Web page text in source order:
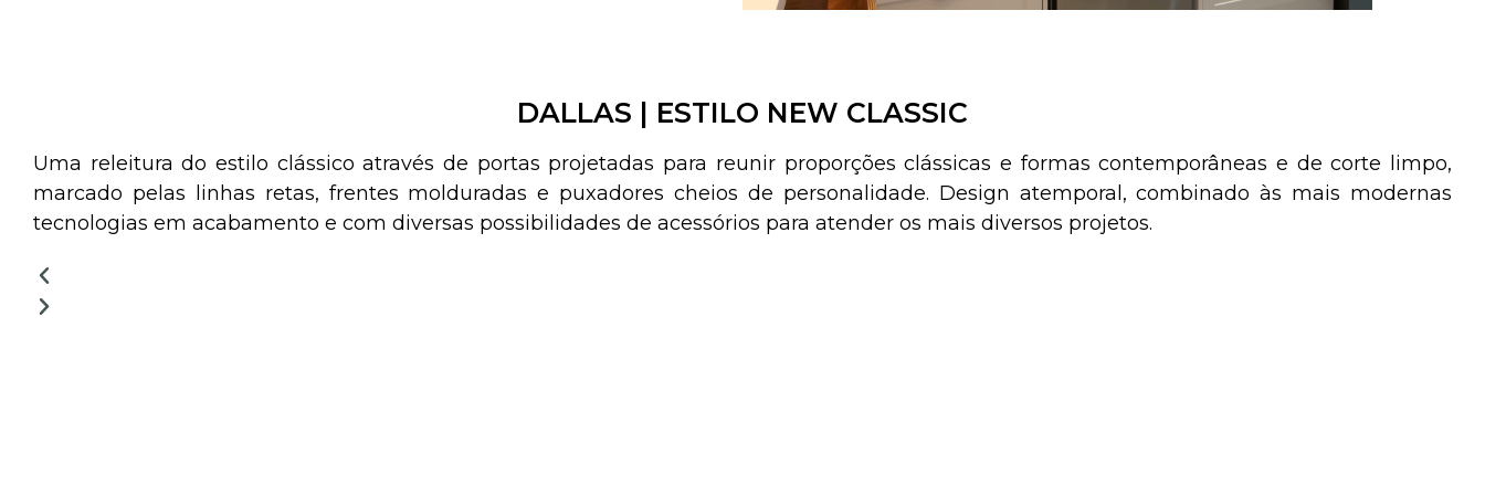
DALLAS | ESTILO NEW CLASSIC
Uma releitura do estilo clássico através de portas projetadas para reunir proporções clássicas e formas contemporâneas e de corte limpo,
marcado pelas linhas retas, frentes molduradas e puxadores cheios de personalidade. Design atemporal, combinado às mais modernas
tecnologias em acabamento e com diversas possibilidades de acessórios para atender os mais diversos projetos.